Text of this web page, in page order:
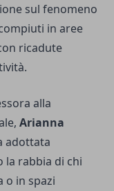
sul fenomeno
in aree
ricadute
alla
Arianna
adottata
la rabbia di chi
o in spazi